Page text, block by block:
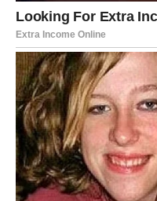
odahnete.
Oslobađate se
Mnogi Ovnovi će tokom
poglavlja koja su ih
ljubavni odnosi,
koje su vas iscrpljivale.
Shvatićete da ne